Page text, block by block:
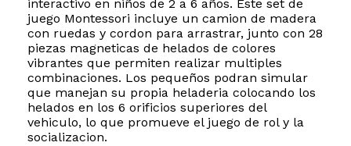
interactivo en niños de 2 a 6 años. Este set de
juego Montessori incluye un camion de madera
con ruedas y cordon para arrastrar, junto con 28
piezas magneticas de helados de colores
vibrantes que permiten realizar multiples
combinaciones. Los pequeños podran simular
que manejan su propia heladeria colocando los
helados en los 6 orificios superiores del
vehiculo, lo que promueve el juego de rol y la
socializacion.